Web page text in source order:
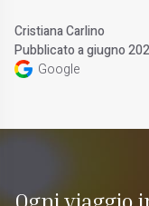
Cristiana Carlino
Pubblicato a giugno
Google
Ogni viaggio